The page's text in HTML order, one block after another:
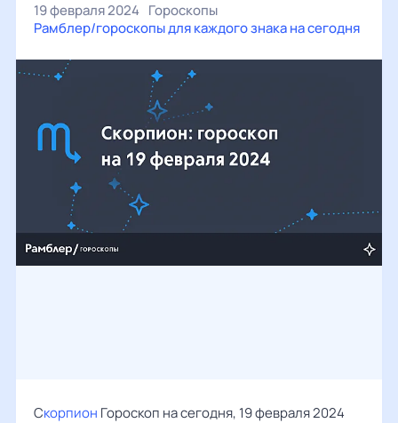
19 февраля 2024 Гороскопы
Рамблер/гороскопы для каждого знака на сегодня
Скорпион Гороскоп на сегодня, 19 февраля 2024